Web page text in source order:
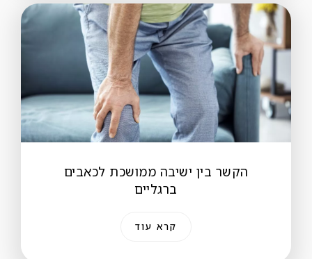
הקשר בין ישיבה ממושכת לכאבים
ברגליים
קרא עוד